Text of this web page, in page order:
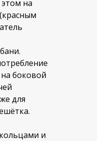
на
боковой
для
и